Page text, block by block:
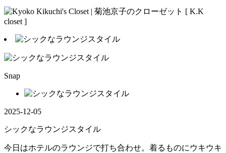
Snap
2025-12-05
シックなラウンジスタイル
今日はホテルのラウンジで打ち合わせ。着るものにウキウキ